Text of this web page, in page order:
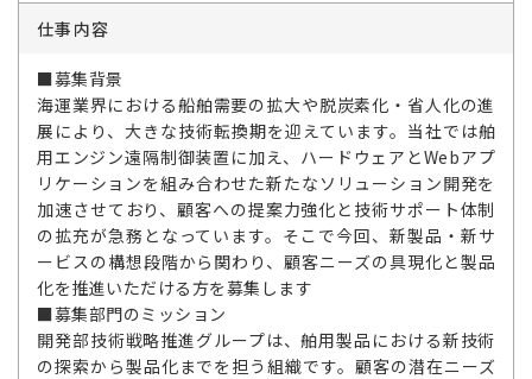
仕事内容
■募集背景
海運業界における船舶需要の拡大や脱炭素化・省人化の進
展により、大きな技術転換期を迎えています。当社では舶
用エンジン遠隔制御装置に加え、ハードウェアとWebアプ
リケーションを組み合わせた新たなソリューション開発を
加速させており、顧客への提案力強化と技術サポート体制
の拡充が急務となっています。そこで今回、新製品・新サ
ービスの構想段階から関わり、顧客ニーズの具現化と製品
化を推進いただける方を募集します
■募集部門のミッション
開発部技術戦略推進グループは、舶用製品における新技術
の探索から製品化までを担う組織です。顧客の潜在ニーズ